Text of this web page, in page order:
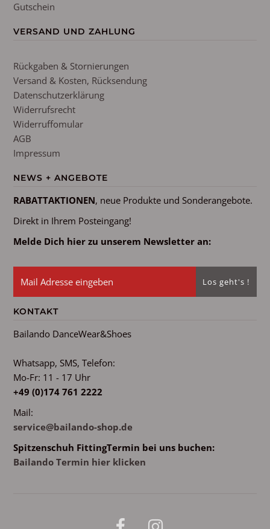
Gutschein
VERSAND UND ZAHLUNG
Rückgaben & Stornierungen
Versand & Kosten, Rücksendung
Datenschutzerklärung
Widerrufsrecht
Widerruffomular
AGB
Impressum
NEWS + ANGEBOTE
RABATTAKTIONEN, neue Produkte und Sonderangebote.
Direkt in Ihrem Posteingang!
Melde Dich hier zu unserem Newsletter an:
KONTAKT
Bailando DanceWear&Shoes
Whatsapp, SMS, Telefon:
Mo-Fr: 11 - 17 Uhr
+49 (0)174 761 2222
Mail:
service@bailando-shop.de
Spitzenschuh FittingTermin bei uns buchen:
Bailando Termin hier klicken